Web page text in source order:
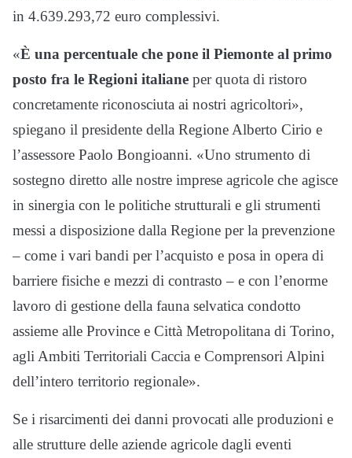
in 4.639.293,72 euro complessivi.
«È una percentuale che pone il Piemonte al primo
posto fra le Regioni italiane per quota di ristoro
concretamente riconosciuta ai nostri agricoltori»,
spiegano il presidente della Regione Alberto Cirio e
l’assessore Paolo Bongioanni. «Uno strumento di
sostegno diretto alle nostre imprese agricole che agisce
in sinergia con le politiche strutturali e gli strumenti
messi a disposizione dalla Regione per la prevenzione
– come i vari bandi per l’acquisto e posa in opera di
barriere fisiche e mezzi di contrasto – e con l’enorme
lavoro di gestione della fauna selvatica condotto
assieme alle Province e Città Metropolitana di Torino,
agli Ambiti Territoriali Caccia e Comprensori Alpini
dell’intero territorio regionale».
Se i risarcimenti dei danni provocati alle produzioni e
alle strutture delle aziende agricole dagli eventi